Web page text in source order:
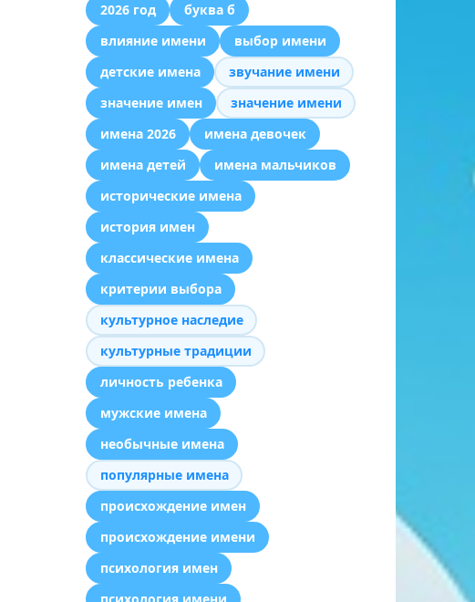
2026 год
буква б
влияние имени
выбор имени
детские имена
звучание имени
значение имен
значение имени
имена 2026
имена девочек
имена детей
имена мальчиков
исторические имена
история имен
классические имена
критерии выбора
культурное наследие
культурные традиции
личность ребенка
мужские имена
необычные имена
популярные имена
происхождение имен
происхождение имени
психология имен